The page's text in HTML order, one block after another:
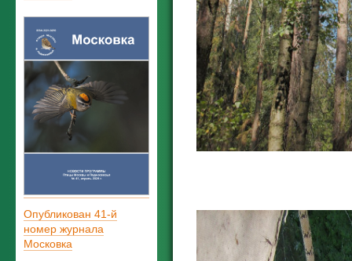
Опубликован 41-й
номер журнала
Московка